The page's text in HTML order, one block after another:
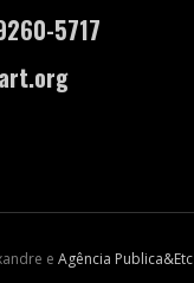
5717
e Agência Publica&Etc